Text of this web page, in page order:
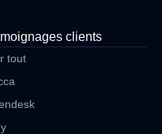
clients
tout